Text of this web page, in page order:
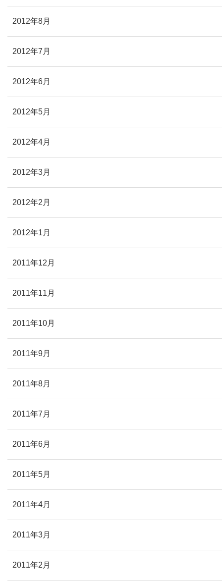
2012年8月
2012年7月
2012年6月
2012年5月
2012年4月
2012年3月
2012年2月
2012年1月
2011年12月
2011年11月
2011年10月
2011年9月
2011年8月
2011年7月
2011年6月
2011年5月
2011年4月
2011年3月
2011年2月